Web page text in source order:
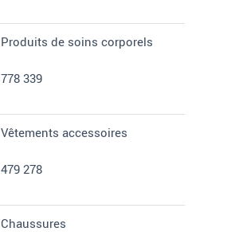
Produits de soins corporels
778 339
Vêtements accessoires
479 278
Chaussures